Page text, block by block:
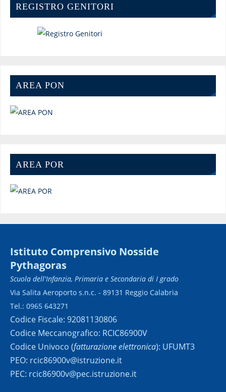
REGISTRO GENITORI
AREA PON
AREA POR
Istituto Comprensivo Nosside
Pythagoras
Scuola dell'Infanzia, Primaria e Secondaria di I grado
Via Salita Aeroporto s.n.c. - 89131 Reggio Calabria
Tel.: 0965 643271
Codice Fiscale: 92081130806
Codice Meccanografico: RCIC86900V
Codice Univoco (fatturazione elettronica): UFUMT3
PEO: rcic86900v@istruzione.it
PEC: rcic86900v@pec.istruzione.it